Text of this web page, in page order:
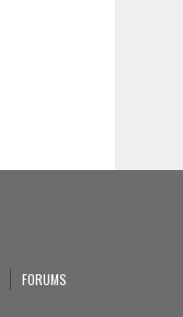
FORUMS